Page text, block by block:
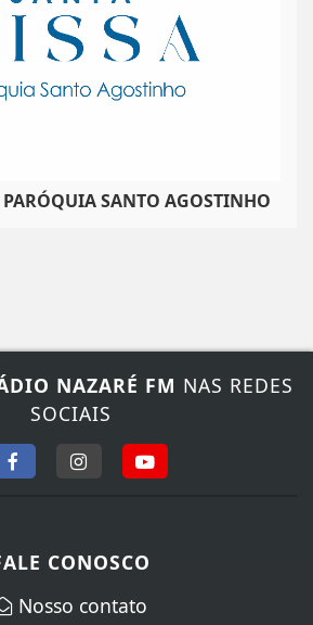
SANTO AGOSTINHO
NAZARÉ FM NAS REDES
SOCIAIS
CONOSCO
Nosso contato